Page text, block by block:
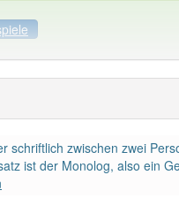
: 1
schriftlich zwischen zwei
ist der Monolog, also ein